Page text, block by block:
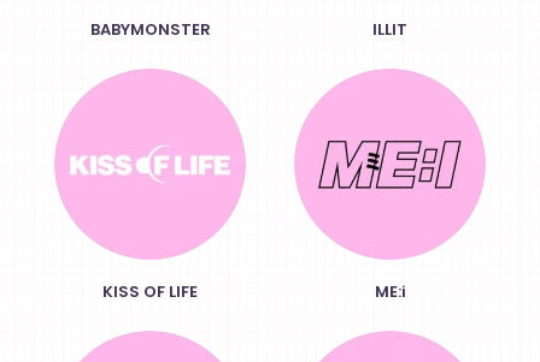
BABYMONSTER ILLIT
KISS OF LIFE ME:i